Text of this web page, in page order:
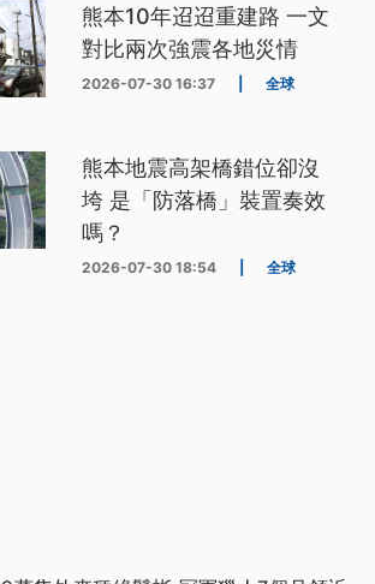
熊本10年迢迢重建路 一文
對比兩次強震各地災情
2026-07-30 16:37 全球
熊本地震高架橋錯位卻沒
垮 是「防落橋」裝置奏效
嗎？
2026-07-30 18:54 全球